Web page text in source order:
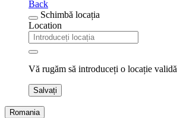
Back
Schimbă locația
Location
Vă rugăm să introduceți o locație validă
Salvați
Romania